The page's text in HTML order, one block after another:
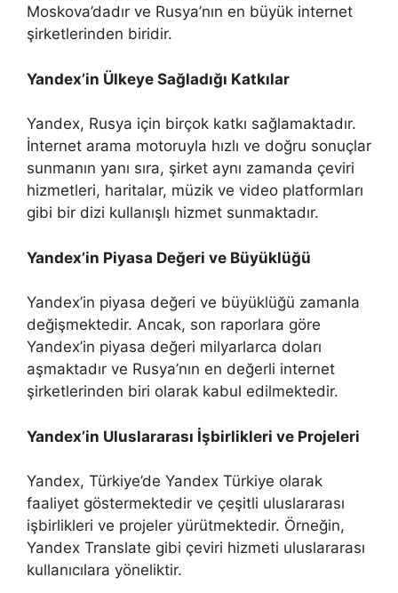
Moskova’dadır ve Rusya’nın en büyük internet
şirketlerinden biridir.
Yandex’in Ülkeye Sağladığı Katkılar
Yandex, Rusya için birçok katkı sağlamaktadır.
İnternet arama motoruyla hızlı ve doğru sonuçlar
sunmanın yanı sıra, şirket aynı zamanda çeviri
hizmetleri, haritalar, müzik ve video platformları
gibi bir dizi kullanışlı hizmet sunmaktadır.
Yandex’in Piyasa Değeri ve Büyüklüğü
Yandex’in piyasa değeri ve büyüklüğü zamanla
değişmektedir. Ancak, son raporlara göre
Yandex’in piyasa değeri milyarlarca doları
aşmaktadır ve Rusya’nın en değerli internet
şirketlerinden biri olarak kabul edilmektedir.
Yandex’in Uluslararası İşbirlikleri ve Projeleri
Yandex, Türkiye’de Yandex Türkiye olarak
faaliyet göstermektedir ve çeşitli uluslararası
işbirlikleri ve projeler yürütmektedir. Örneğin,
Yandex Translate gibi çeviri hizmeti uluslararası
kullanıcılara yöneliktir.